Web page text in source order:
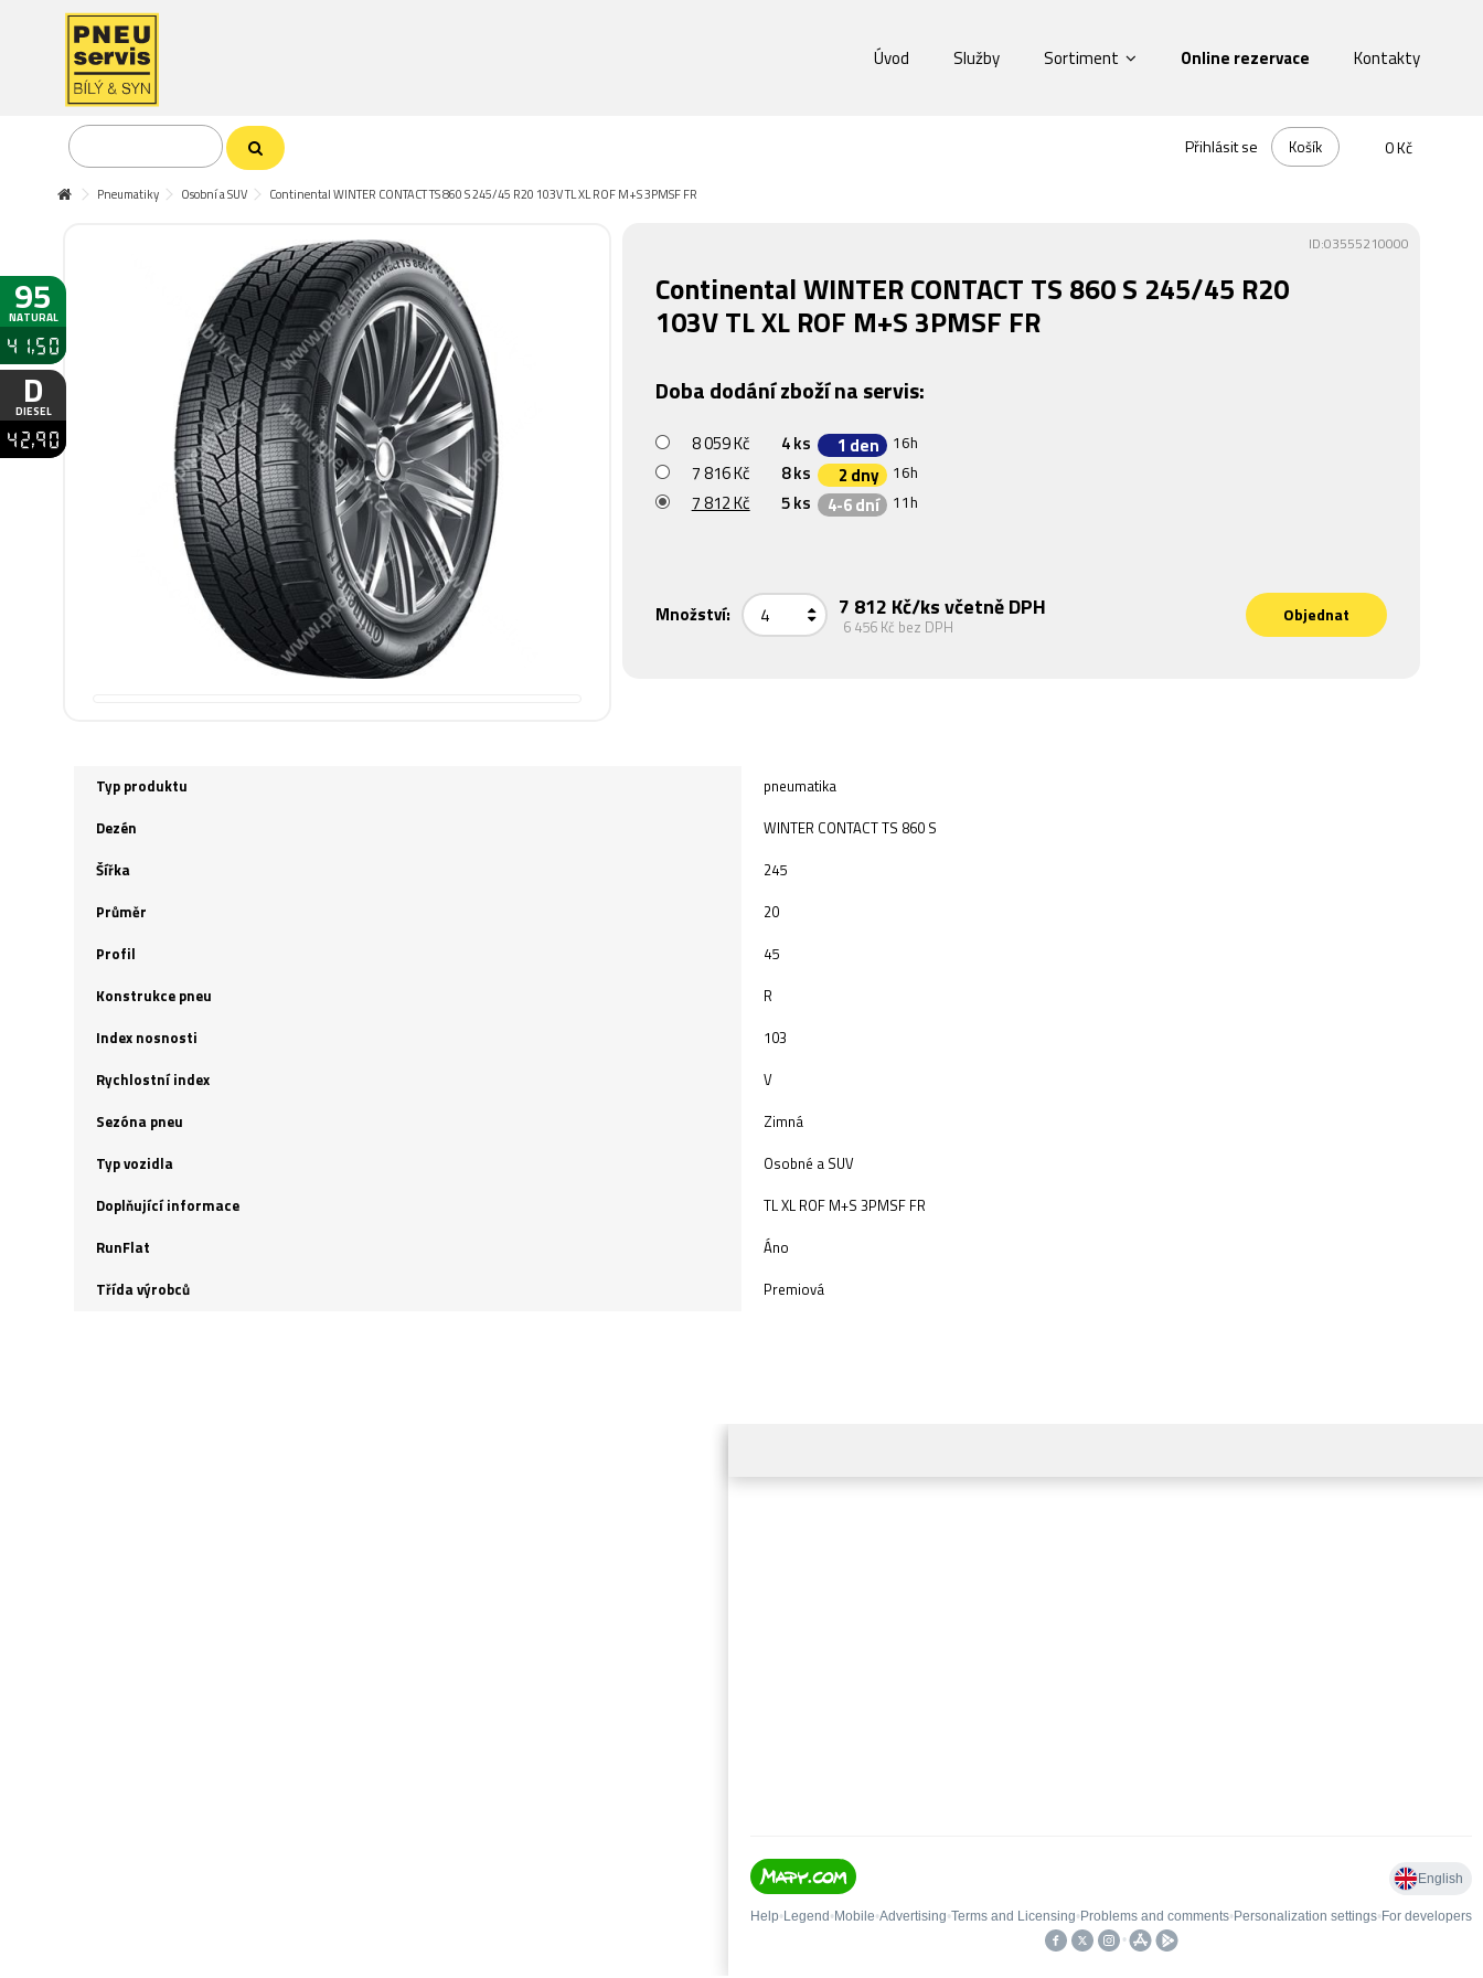
95
NATURAL
41,50
D
DIESEL
42,90
Úvod Služby Sortiment Online rezervace Kontakty
0 Kč
Košík
Přihlásit se
Pneumatiky Osobní a SUV Continental WINTER CONTACT TS 860 S 245/45 R20 103V TL XL ROF M+S 3PMSF FR
ID:03555210000
Continental WINTER CONTACT TS 860 S 245/45 R20
103V TL XL ROF M+S 3PMSF FR
Doba dodání zboží na servis:
8 059 Kč 4 ks 1 den 16h
7 816 Kč 8 ks 2 dny 16h
7 812 Kč 5 ks 4-6 dní 11h
Množství: 7 812 Kč/ks včetně DPH
6 456 Kč bez DPH
Objednat
Typ produktu
pneumatika
Dezén
WINTER CONTACT TS 860 S
Šířka
245
Průměr
20
Profil
45
Konstrukce pneu
R
Index nosnosti
103
Rychlostní index
V
Sezóna pneu
Zimná
Typ vozidla
Osobné a SUV
Doplňující informace
TL XL ROF M+S 3PMSF FR
RunFlat
Áno
Třída výrobců
Premiová